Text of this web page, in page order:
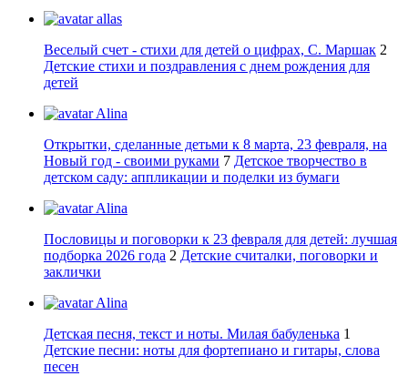
allas
Веселый счет - стихи для детей о цифрах, С. Маршак 2
Детские стихи и поздравления с днем рождения для
детей
Alina
Открытки, сделанные детьми к 8 марта, 23 февраля, на
Новый год - своими руками 7 Детское творчество в
детском саду: аппликации и поделки из бумаги
Alina
Пословицы и поговорки к 23 февраля для детей: лучшая
подборка 2026 года 2 Детские считалки, поговорки и
заклички
Alina
Детская песня, текст и ноты. Милая бабуленька 1
Детские песни: ноты для фортепиано и гитары, слова
песен